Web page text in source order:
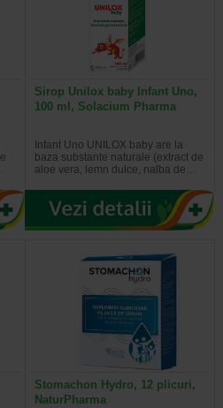
Sirop Unilox baby Infant Uno,
100 ml, Solacium Pharma
Infant Uno UNILOX baby are la
baza substante naturale (extract de
aloe vera, lemn dulce, nalba de…
Stomachon Hydro, 12 plicuri,
NaturPharma